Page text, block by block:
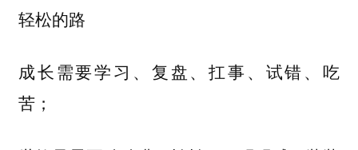
轻松的路
成长需要学习、复盘、扛事、试错、吃
苦；